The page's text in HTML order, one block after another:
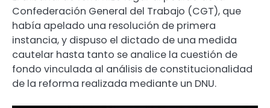
Confederación General del Trabajo (CGT), que
había apelado una resolución de primera
instancia, y dispuso el dictado de una medida
cautelar hasta tanto se analice la cuestión de
fondo vinculada al análisis de constitucionalidad
de la reforma realizada mediante un DNU.